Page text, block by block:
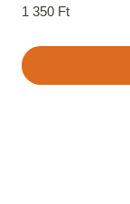
1 350 Ft